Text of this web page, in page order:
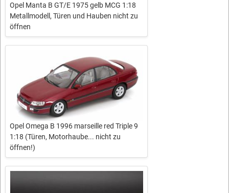
Opel Manta B GT/E 1975 gelb MCG 1:18
Metallmodell, Türen und Hauben nicht zu
öffnen
Opel Omega B 1996 marseille red Triple 9
1:18 (Türen, Motorhaube... nicht zu
öffnen!)